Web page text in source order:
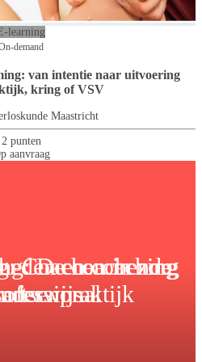
en coaching
E-learning
demand
van intentie naar uitvoering
kring of VSV
Maastricht
2 punten
aanvraag
De coachende
Coachen in zorg